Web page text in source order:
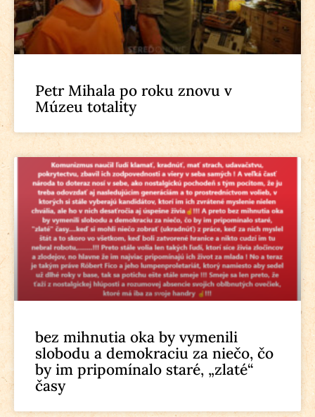
Petr Mihala po roku znovu v
Múzeu totality
bez mihnutia oka by vymenili
slobodu a demokraciu za niečo, čo
by im pripomínalo staré, „zlaté“
časy